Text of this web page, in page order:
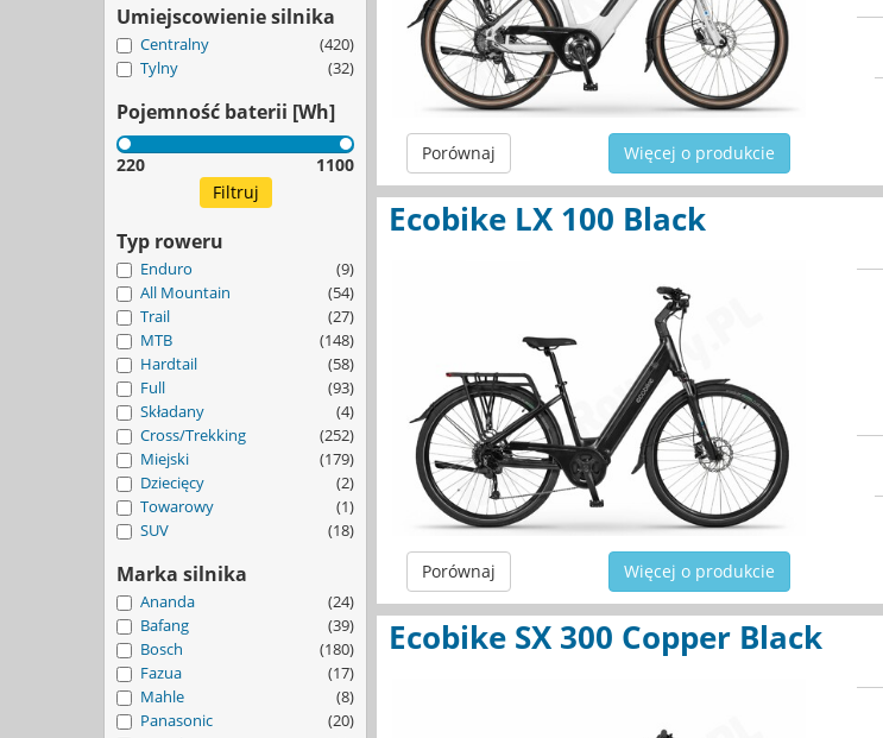
Umiejscowienie silnika
Centralny
(420)
Tylny
(32)
Pojemność baterii [Wh]
220 1100
Typ roweru
Enduro
(9)
All Mountain
(54)
Trail
(27)
MTB
(148)
Hardtail
(58)
Full
(93)
Składany
(4)
Cross/Trekking
(252)
Miejski
(179)
Dziecięcy
(2)
Towarowy
(1)
SUV
(18)
Marka silnika
Ananda
(24)
Bafang
(39)
Bosch
(180)
Fazua
(17)
Mahle
(8)
Panasonic
(20)
Porównaj Więcej o produkcie
Ecobike LX 100 Black
Porównaj Więcej o produkcie
Ecobike SX 300 Copper Black